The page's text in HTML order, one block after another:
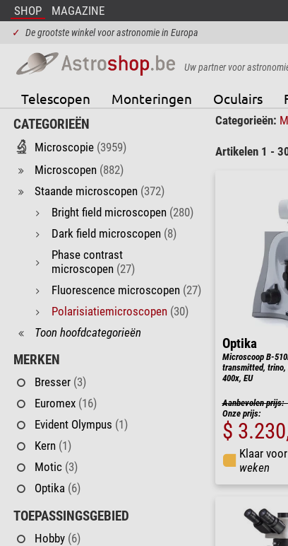
SHOP MAGAZINE
✓ De grootste winkel voor astronomie in Europa
Uw partner voor
Telescopen Monteringen Oculairs
CATEGORIEËN
Microscopie (3959)
Microscopen (882)
Staande microscopen (372)
Bright field microscopen (280)
Dark field microscopen (8)
Phase contrast
microscopen (27)
Fluorescence microscopen (27)
Polarisiatiemicroscopen (30)
Toon hoofdcategorieën
MERKEN
Bresser (3)
Euromex (16)
Evident Olympus (1)
Kern (1)
Motic (3)
Optika (6)
TOEPASSINGSGEBIED
Hobby (6)
Categorieën:
Artikelen 1 -
Optika
Microscoop B-
transmitted, trino,
400x, EU
Aanbevolen prijs:
Onze prijs:
$
Klaar
weken